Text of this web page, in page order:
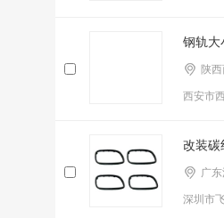
钢轨大
陕
西安市
改装碳
广
深圳市